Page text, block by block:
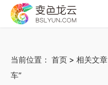
当前位置：首页 >相关文章
车”